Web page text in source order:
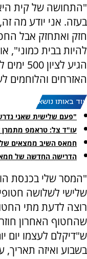
"התחושה של קית היא
בעזה. אני יודע מה
חזק ואתחזק אבל
להיות בבית כמוני",
הגיע
האזרחים והלוחמים
עוד באותו נושא:
"פעם שלישית שאני
עו"ד צל: טראמפ מתמרן
חמאס השיב ממצאים של
הדרישה החדשה של
"המסר שלי בכנסת
שלישי לשלושה
רוצה לדעת מתי
שהחטוף האחרון
ש"דיקלם לעצמו יום
בשבוע ואיזה